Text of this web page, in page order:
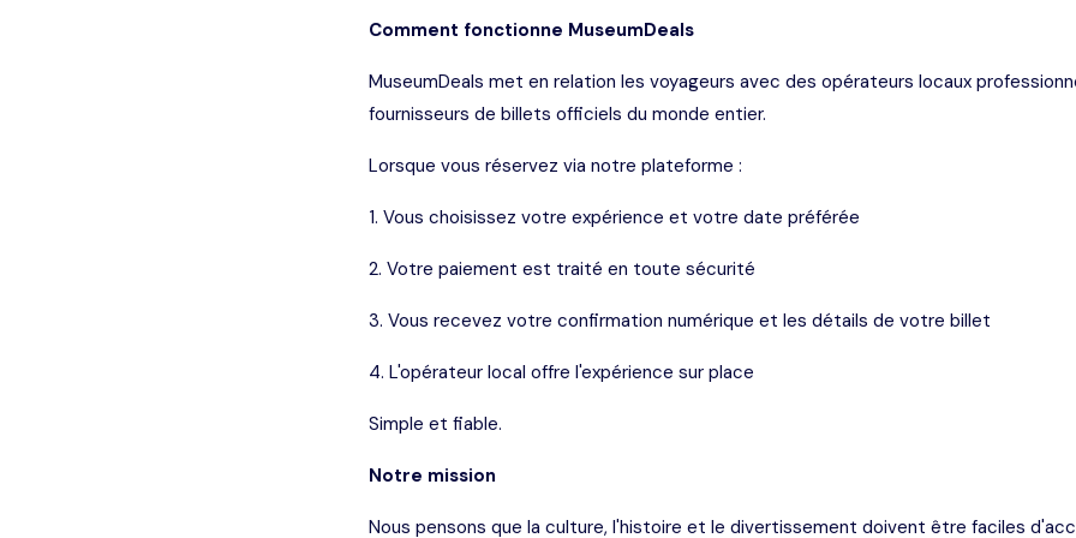
Comment fonctionne MuseumDeals
MuseumDeals met en relation les voyageurs avec des opérateurs locaux
fournisseurs de billets officiels du monde entier.
Lorsque vous réservez via notre plateforme :
1. Vous choisissez votre expérience et votre date préférée
2. Votre paiement est traité en toute sécurité
3. Vous recevez votre confirmation numérique et les détails de votre billet
4. L'opérateur local offre l'expérience sur place
Simple et fiable.
Notre mission
Nous pensons que la culture, l'histoire et le divertissement doivent être faciles